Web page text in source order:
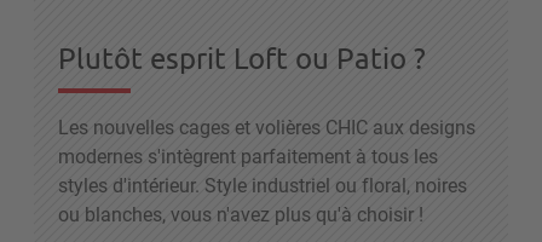
Plutôt esprit Loft ou Patio ?
Les nouvelles cages et volières CHIC aux designs
modernes s'intègrent parfaitement à tous les
styles d'intérieur. Style industriel ou floral, noires
ou blanches, vous n'avez plus qu'à choisir !